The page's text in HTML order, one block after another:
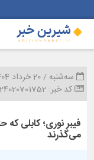
سه‌شنبه / 20 خرداد 1404
کد خبر:
فیبر نوری؛ کابلی که
می‌گذرند